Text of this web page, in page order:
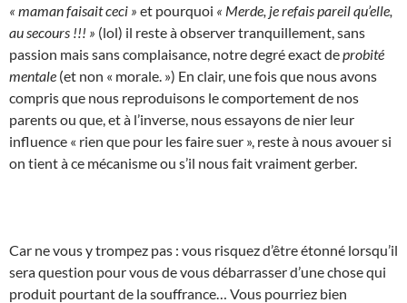
« maman faisait ceci » et pourquoi « Merde, je refais pareil qu’elle,
au secours !!! » (lol) il reste à observer tranquillement, sans
passion mais sans complaisance, notre degré exact deprobité
mentale (et non « morale. ») En clair, une fois que nous avons
compris que nous reproduisons le comportement de nos
parents ou que, et à l’inverse, nous essayons de nier leur
influence « rien que pour les faire suer », reste à nous avouer si
on tient à ce mécanisme ou s’il nous fait vraiment gerber.
Car ne vous y trompez pas : vous risquez d’être étonné lorsqu’il
sera question pour vous de vous débarrasser d’une chose qui
produit pourtant de la souffrance… Vous pourriez bien